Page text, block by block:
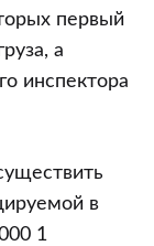
первый
а
инспектора
в
1